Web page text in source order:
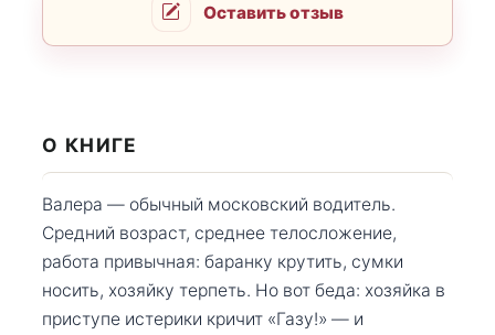
Оставить отзыв
О КНИГЕ
Валера — обычный московский водитель.
Средний возраст, среднее телосложение,
работа привычная: баранку крутить, сумки
носить, хозяйку терпеть. Но вот беда: хозяйка в
приступе истерики кричит «Газу!» — и